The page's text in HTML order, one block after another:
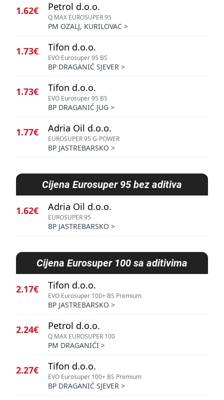
1.62€ Petrol d.o.o.
Q MAX EUROSUPER 95
PM OZALJ, KURILOVAC >
1.73€ Tifon d.o.o.
EVO Eurosuper 95 BS
BP DRAGANIĆ SJEVER >
1.73€ Tifon d.o.o.
EVO Eurosuper 95 BS
BP DRAGANIĆ JUG >
1.77€ Adria Oil d.o.o.
EUROSUPER 95 G-POWER
BP JASTREBARSKO >
Cijena Eurosuper 95 bez aditiva
1.62€ Adria Oil d.o.o.
EUROSUPER 95
BP JASTREBARSKO >
Cijena Eurosuper 100 sa aditivima
2.17€ Tifon d.o.o.
EVO Eurosuper 100+ BS Premium
BP JASTREBARSKO >
2.24€ Petrol d.o.o.
Q MAX EUROSUPER 100
PM DRAGANIĆI >
2.27€ Tifon d.o.o.
EVO Eurosuper 100+ BS Premium
BP DRAGANIĆ SJEVER >